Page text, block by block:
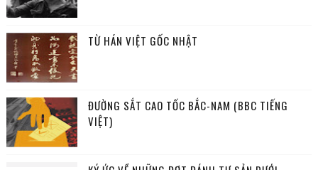
TỪ HÁN VIỆT GỐC NHẬT
ĐƯỜNG SẮT CAO TỐC BẮC-NAM (BBC TIẾNG
VIỆT)